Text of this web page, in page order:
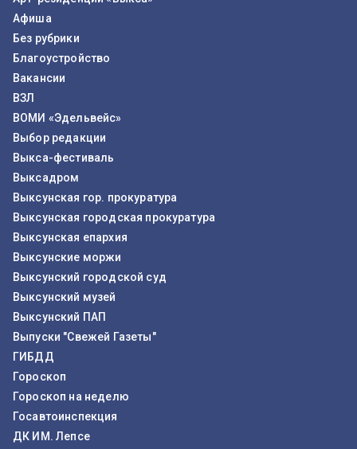
Афиша
Без рубрики
Благоустройство
Вакансии
ВЗЛ
ВОМИ «Эдельвейс»
Выбор редакции
Выкса-фестиваль
Выксадром
Выксунская гор. прокуратура
Выксунская городская прокуратура
Выксунская епархия
Выксунские моржи
Выксунский городской суд
Выксунский музей
Выксунский ПАП
Выпуски "Свежей Газеты"
ГИБДД
Гороскоп
Гороскоп на неделю
Госавтоинспекция
ДК ИМ. Лепсе